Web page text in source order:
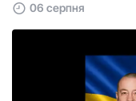
06 серпня